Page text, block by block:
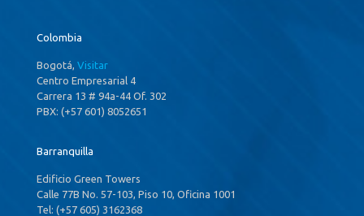
Colombia
Bogotá, Visitar
Centro Empresarial 4
Carrera 13 # 94a-44 Of. 302
PBX: (+57 601) 8052651
Barranquilla
Edificio Green Towers
Calle 77B No. 57-103, Piso 10, Oficina 1001
Tel: (+57 605) 3162368